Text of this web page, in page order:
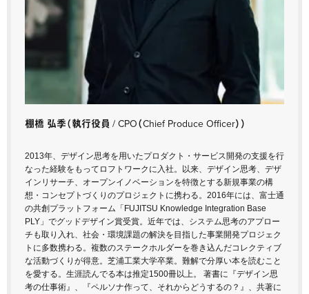
棚橋 弘季（執行役員 / CPO（Chief Produce Officer））
2013年、デザイン思考を用いたプロダクト・サービス開発の支援を行
なった経験をもってロフトワークに入社。以来、デザイン思考、デザ
インリサーチ、オープンイノベーションを特徴とする新規事業の構
想・コンセプトづくりのプロジェクトに携わる。2016年には、富士通
の共創プラットフォーム「FUJITSU Knowledge Integration Base
PLY」でグッドデザイン賞受賞。近年では、システム思考のアプロー
チも取り入れ、社会・環境課題の解決を目指した事業開発プロジェク
トに多数携わる。複数のステークホルダーを巻き込んだコレクティブ
な活動づくりが得意。芝浦工業大学卒業。難解で分厚い本を読むこと
を愛する。生涯読んでる本は推定1500冊以上。 著書に『デザイン思
考の仕事術』、『ペルソナ作って、それからどうするの？』、共著に